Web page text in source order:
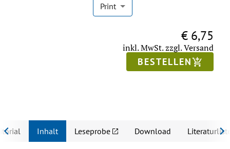
Print
€ 6,75
inkl. MwSt.zzgl. Versand
BESTELLEN
Inhalt Leseprobe Download